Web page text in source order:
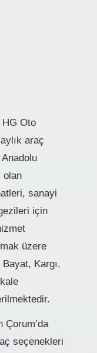
Oto
araç
olan
sanayi
için
üzere
Kargı,
Çorum’da
seçenekleri